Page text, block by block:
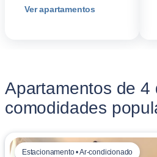
Ver apartamentos
Apartamentos de 4
comodidades
Estacionamento • Ar-condicionado